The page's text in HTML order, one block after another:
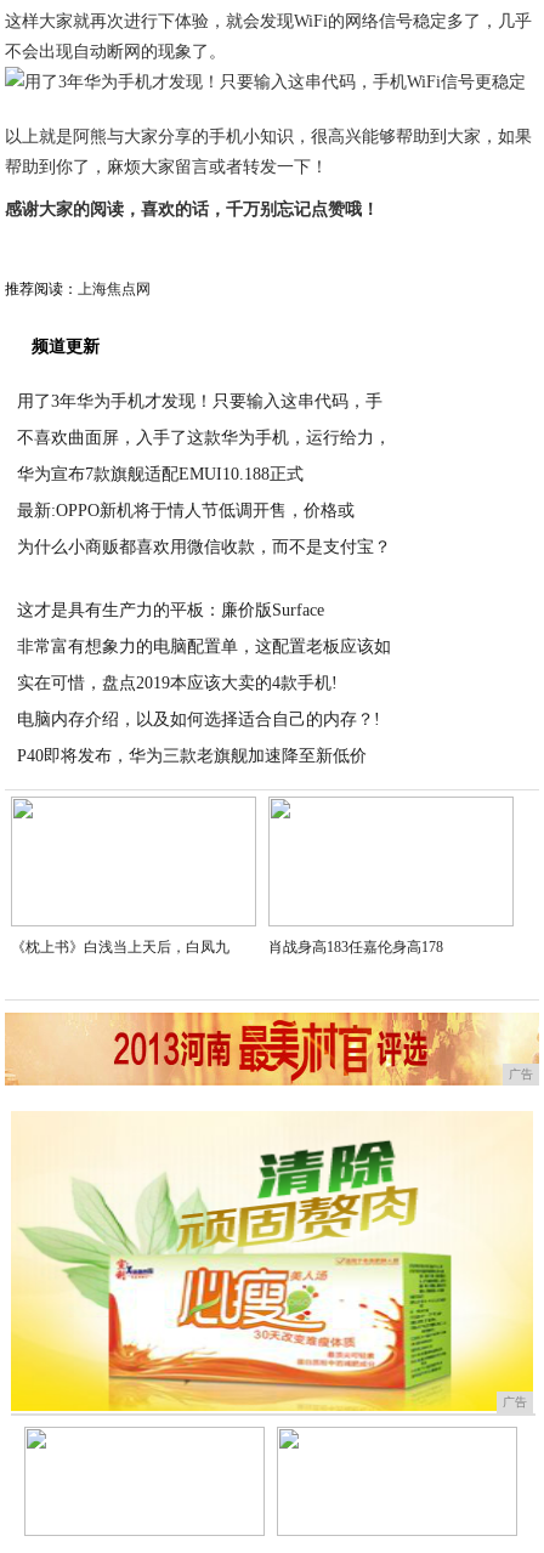
这样大家就再次进行下体验，就会发现WiFi的网络信号稳定多了，几乎
不会出现自动断网的现象了。
以上就是阿熊与大家分享的手机小知识，很高兴能够帮助到大家，如果
帮助到你了，麻烦大家留言或者转发一下！
感谢大家的阅读，喜欢的话，千万别忘记点赞哦！
推荐阅读：上海焦点网
频道更新
用了3年华为手机才发现！只要输入这串代码，手
不喜欢曲面屏，入手了这款华为手机，运行给力，
华为宣布7款旗舰适配EMUI10.188正式
最新:OPPO新机将于情人节低调开售，价格或
为什么小商贩都喜欢用微信收款，而不是支付宝？
这才是具有生产力的平板：廉价版Surface
非常富有想象力的电脑配置单，这配置老板应该如
实在可惜，盘点2019本应该大卖的4款手机!
电脑内存介绍，以及如何选择适合自己的内存？!
P40即将发布，华为三款老旗舰加速降至新低价
2020-11-21
《枕上书》白浅当上天后，白凤九 肖战身高183任嘉伦身高178
广告
广告